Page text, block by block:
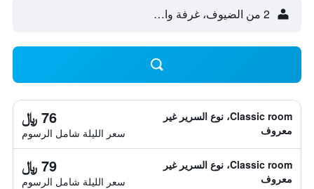
2 من الضيوف، غرفة واحدة
Classic room، نوع السرير غير
معروف
76 ﷼
سعر الليلة شامل الرسوم
Classic room، نوع السرير غير
معروف
79 ﷼
سعر الليلة شامل الرسوم